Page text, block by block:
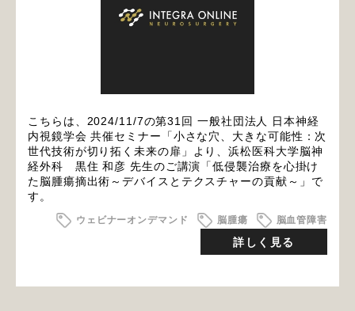
こちらは、2024/11/7の第31回 一般社団法人 日本神経
内視鏡学会 共催セミナー「小さな穴、大きな可能性：次
世代技術が切り拓く未来の扉」より、浜松医科大学脳神
経外科 黒住 和彦 先生のご講演「低侵襲治療を心掛け
た脳腫瘍摘出術～デバイスとテクスチャーの貢献～」で
す。
ウェビナーオンデマンド 脳腫瘍 脳血管障害
詳しく見る